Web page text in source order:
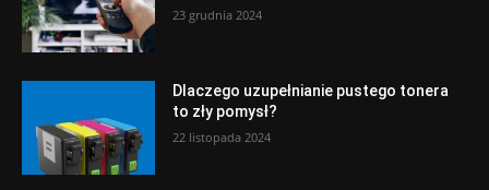
23 grudnia 2024
Dlaczego uzupełnianie pustego tonera
to zły pomysł?
22 listopada 2024